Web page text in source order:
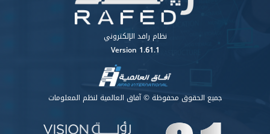
نظام رافد الإلكتروني
Version 1.61.1
جميع الحقوق محفوظة © آفاق العالمية لنظم المعلومات